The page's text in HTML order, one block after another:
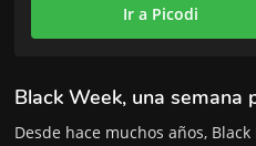
Ir a Picodi
Black Week, una semana
Desde hace muchos años,